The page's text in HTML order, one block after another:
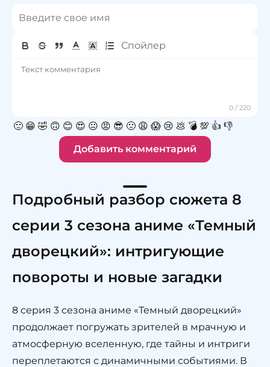
🙂 😁 🤣 🙃 😊 😍 😐 😡 😎 🙁 😩 😱 😢 💩 💣 💯 👍 👎
Добавить комментарий
Подробный разбор сюжета 8
серии 3 сезона аниме «Темный
дворецкий»: интригующие
повороты и новые загадки
8 серия 3 сезона аниме «Темный дворецкий»
продолжает погружать зрителей в мрачную и
атмосферную вселенную, где тайны и интриги
переплетаются с динамичными событиями. В